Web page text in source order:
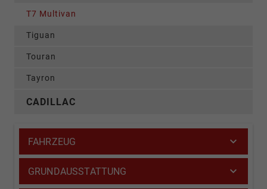
T7 Multivan
Tiguan
Touran
Tayron
CADILLAC
FAHRZEUG
GRUNDAUSSTATTUNG